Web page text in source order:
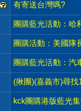
有寄送台灣嗎?
團購藍光活動：哈
團購活動：美國隊
團購藍光活動：汽
(揪團)(嘉義市)尋找
kck團購港版藍光